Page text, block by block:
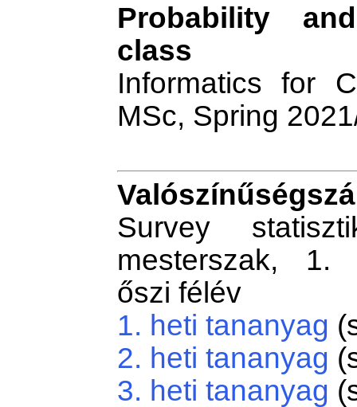
Probability
class
Informatics for
MSc, Spring
Survey
mesterszak, 1.
őszi félév
1. heti tananyag
2. heti tananyag
3. heti tananyag